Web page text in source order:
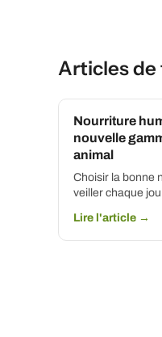
Articles de
Nourriture
nouvelle
animal
Choisir la bonne
veiller chaque
Lire l'article →